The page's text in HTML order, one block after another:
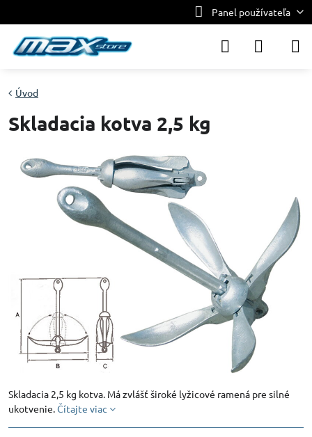
Panel používateľa
Úvod
Skladacia kotva 2,5 kg
Skladacia 2,5 kg kotva. Má zvlášť široké lyžicové ramená pre silné
ukotvenie.Čítajte viac